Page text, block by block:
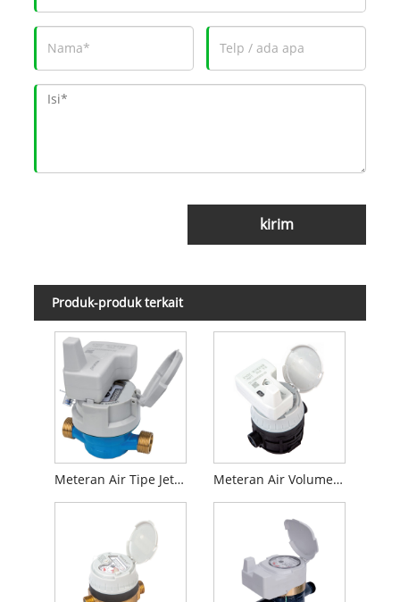
kirim
Produk-produk terkait
Meteran Air Tipe Jet Kering Tunggal Dengan Pra-lengkap Induktif Meteran Air Volumetrik Dengan Pra-dilengkapi Induktif